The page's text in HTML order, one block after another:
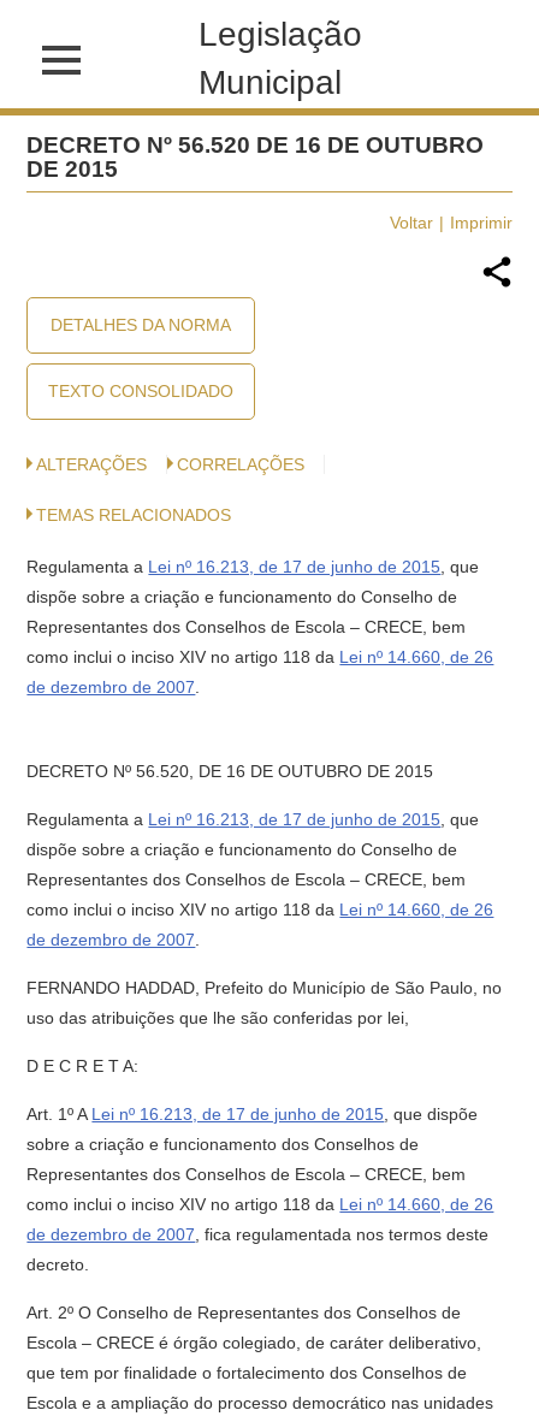
Legislação
Municipal
DECRETO Nº 56.520 DE 16 DE OUTUBRO
DE 2015
Voltar Imprimir
DETALHES DA NORMA
TEXTO CONSOLIDADO
ALTERAÇÕES CORRELAÇÕES
TEMAS RELACIONADOS
Regulamenta a Lei nº 16.213, de 17 de junho de 2015 , que
dispõe sobre a criação e funcionamento do Conselho de
Representantes dos Conselhos de Escola – CRECE, bem
como inclui o inciso XIV no artigo 118 da Lei nº 14.660, de 26
de dezembro de 2007
DECRETO Nº 56.520, DE 16 DE OUTUBRO DE 2015
Regulamenta a Lei nº 16.213, de 17 de junho de 2015 , que
dispõe sobre a criação e funcionamento do Conselho de
Representantes dos Conselhos de Escola – CRECE, bem
como inclui o inciso XIV no artigo 118 da Lei nº 14.660, de 26
de dezembro de 2007
FERNANDO HADDAD, Prefeito do Município de São Paulo, no
uso das atribuições que lhe são conferidas por lei,
D E C R E T A:
Art. 1º A Lei nº 16.213, de 17 de junho de 2015 , que dispõe
sobre a criação e funcionamento dos Conselhos de
Representantes dos Conselhos de Escola – CRECE, bem
como inclui o inciso XIV no artigo 118 da Lei nº 14.660, de 26
de dezembro de 2007 , fica regulamentada nos termos deste
decreto.
Art. 2º O Conselho de Representantes dos Conselhos de
Escola – CRECE é órgão colegiado, de caráter deliberativo,
que tem por finalidade o fortalecimento dos Conselhos de
Escola e a ampliação do processo democrático nas unidades